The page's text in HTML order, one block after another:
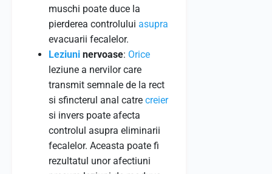
muschi poate duce la
pierderea controlului asupra
evacuarii fecalelor.
Leziuni nervoase: Orice
leziune a nervilor care
transmit semnale de la rect
si sfincterul anal catre creier
si invers poate afecta
controlul asupra eliminarii
fecalelor. Aceasta poate fi
rezultatul unor afectiuni